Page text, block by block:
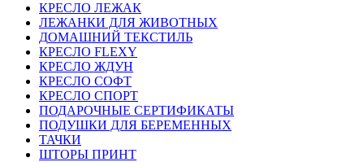
КРЕСЛО ЛЕЖАК
ЛЕЖАНКИ ДЛЯ ЖИВОТНЫХ
ДОМАШНИЙ ТЕКСТИЛЬ
КРЕСЛО FLEXY
КРЕСЛО ЖДУН
КРЕСЛО СОФТ
КРЕСЛО СПОРТ
ПОДАРОЧНЫЕ СЕРТИФИКАТЫ
ПОДУШКИ ДЛЯ БЕРЕМЕННЫХ
ТАЧКИ
ШТОРЫ ПРИНТ